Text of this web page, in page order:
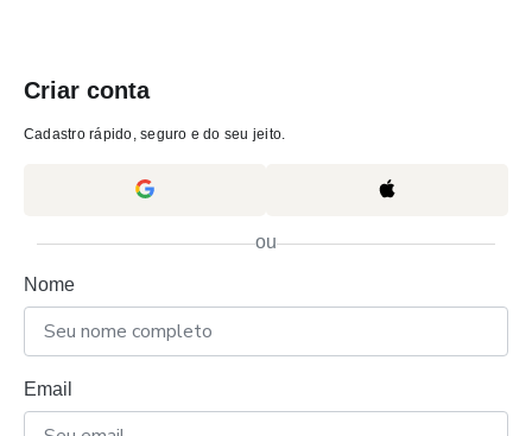
Criar conta
Cadastro rápido, seguro e do seu jeito.
ou
Nome
Email